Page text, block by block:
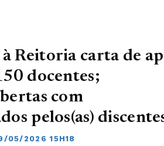
Reitoria carta de
docentes;
com
pelos(as)
05/2026 15H18